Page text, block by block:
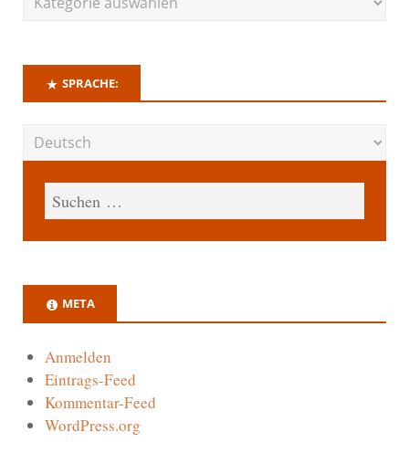
SPRACHE:
META
Anmelden
Eintrags-Feed
Kommentar-Feed
WordPress.org